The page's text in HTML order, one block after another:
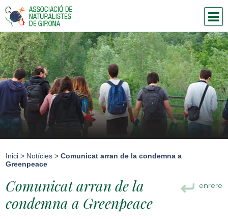
Inici > Notícies > Comunicat arran de la condemna a
Greenpeace
enrere
Comunicat arran de la
condemna a Greenpeace